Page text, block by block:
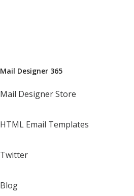
Mail Designer 365
Mail Designer Store
HTML Email Templates
Twitter
Blog